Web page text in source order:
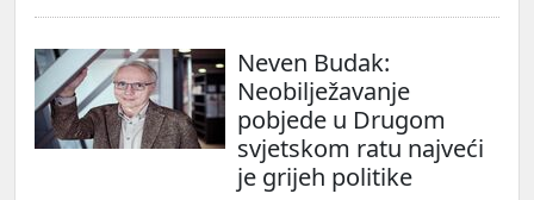
Neven Budak:
Neobilježavanje
pobjede u Drugom
svjetskom ratu najveći
je grijeh politike